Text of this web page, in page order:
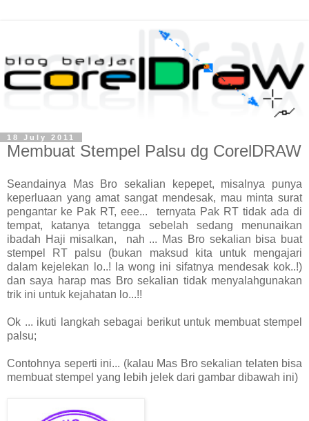
18 July 2011
Membuat Stempel Palsu dg CorelDRAW
Seandainya Mas Bro sekalian kepepet, misalnya punya
keperluaan yang amat sangat mendesak, mau minta surat
pengantar ke Pak RT, eee... ternyata Pak RT tidak ada di
tempat, katanya tetangga sebelah sedang menunaikan
ibadah Haji misalkan, nah ... Mas Bro sekalian bisa buat
stempel RT palsu (bukan maksud kita untuk mengajari
dalam kejelekan lo..! la wong ini sifatnya mendesak kok..!)
dan saya harap mas Bro sekalian tidak menyalahgunakan
trik ini untuk kejahatan lo...!!
Ok ... ikuti langkah sebagai berikut untuk membuat stempel
palsu;
Contohnya seperti ini... (kalau Mas Bro sekalian telaten bisa
membuat stempel yang lebih jelek dari gambar dibawah ini)